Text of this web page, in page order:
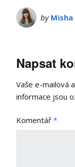
by Misha
Napsat
Vaše e-mailová
informace jsou
Komentář *